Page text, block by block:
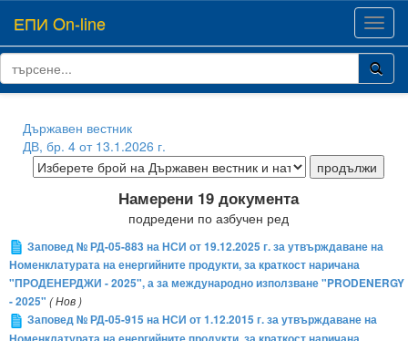
ЕПИ On-line
Държавен вестник
ДВ, бр. 4 от 13.1.2026 г.
Намерени 19 документа
подредени по азбучен ред
Заповед № РД-05-883 на НСИ от 19.12.2025 г. за утвърждаване на
Номенклатурата на енергийните продукти, за краткост наричана
"ПРОДЕНЕРДЖИ - 2025", а за международно използване "PRODENERGY
- 2025" ( Нов )
Заповед № РД-05-915 на НСИ от 1.12.2015 г. за утвърждаване на